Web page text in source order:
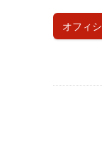
オフィ